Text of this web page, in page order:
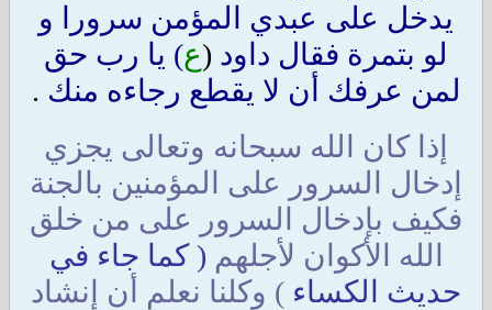
يدخل على عبدي المؤمن سرورا و
لو بتمرة فقال داود (ع) يا رب حق
لمن عرفك أن لا يقطع رجاءه منك .
إذا كان الله سبحانه وتعالى يجزي
إدخال السرور على المؤمنين بالجنة
فكيف بإدخال السرور على من خلق
الله الأكوان لأجلهم ( كما جاء في
حديث الكساء ) وكلنا نعلم أن إنشاد